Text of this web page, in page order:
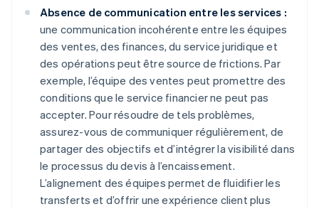
Absence de communication entre les services :
une communication incohérente entre les équipes
des ventes, des finances, du service juridique et
des opérations peut être source de frictions. Par
exemple, l’équipe des ventes peut promettre des
conditions que le service financier ne peut pas
accepter. Pour résoudre de tels problèmes,
assurez-vous de communiquer régulièrement, de
partager des objectifs et d’intégrer la visibilité dans
le processus du devis à l’encaissement.
L’alignement des équipes permet de fluidifier les
transferts et d’offrir une expérience client plus